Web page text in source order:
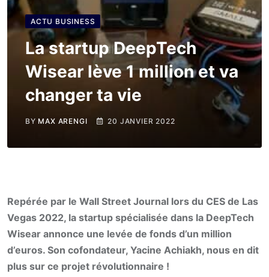
ACTU BUSINESS
La startup DeepTech
Wisear lève 1 million et va
changer ta vie
BY MAX ARENGI 20 JANVIER 2022
Repérée par le Wall Street Journal lors du CES de Las
Vegas 2022, la startup spécialisée dans la DeepTech
Wisear annonce une levée de fonds d’un million
d’euros. Son cofondateur, Yacine Achiakh, nous en dit
plus sur ce projet révolutionnaire !